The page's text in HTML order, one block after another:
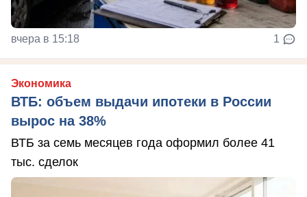
вчера в 15:18 1
Экономика
ВТБ: объем выдачи ипотеки в России
вырос на 38%
ВТБ за семь месяцев года оформил более 41
тыс. сделок